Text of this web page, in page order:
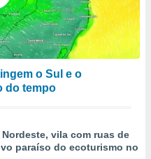
o Sul e o
do tempo
vila com ruas de
paraíso do ecoturismo no